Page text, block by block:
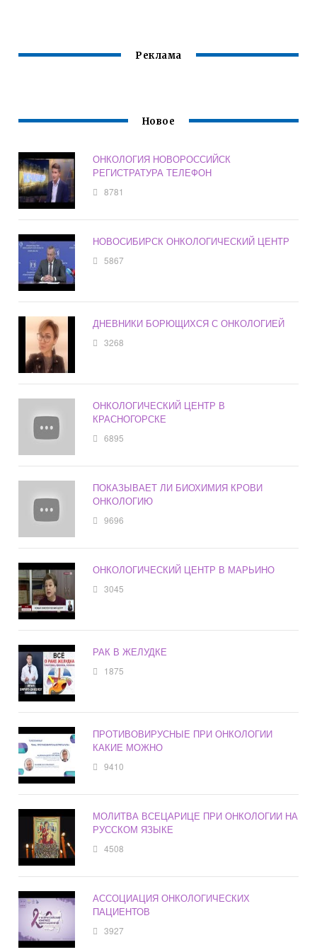
Реклама
Новое
ОНКОЛОГИЯ НОВОРОССИЙСК
РЕГИСТРАТУРА ТЕЛЕФОН
8781
НОВОСИБИРСК ОНКОЛОГИЧЕСКИЙ ЦЕНТР
5867
ДНЕВНИКИ БОРЮЩИХСЯ С ОНКОЛОГИЕЙ
3268
ОНКОЛОГИЧЕСКИЙ ЦЕНТР В
КРАСНОГОРСКЕ
6895
ПОКАЗЫВАЕТ ЛИ БИОХИМИЯ КРОВИ
ОНКОЛОГИЮ
9696
ОНКОЛОГИЧЕСКИЙ ЦЕНТР В МАРЬИНО
3045
РАК В ЖЕЛУДКЕ
1875
ПРОТИВОВИРУСНЫЕ ПРИ ОНКОЛОГИИ
КАКИЕ МОЖНО
9410
МОЛИТВА ВСЕЦАРИЦЕ ПРИ ОНКОЛОГИИ НА
РУССКОМ ЯЗЫКЕ
4508
АССОЦИАЦИЯ ОНКОЛОГИЧЕСКИХ
ПАЦИЕНТОВ
3927